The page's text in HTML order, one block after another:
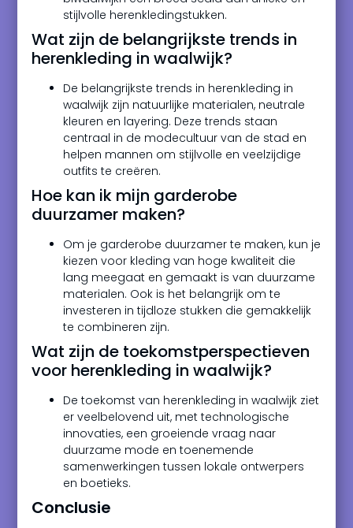
stijlvolle herenkledingstukken.
Wat zijn de belangrijkste trends in
herenkleding in waalwijk?
De belangrijkste trends in herenkleding in
waalwijk zijn natuurlijke materialen, neutrale
kleuren en layering. Deze trends staan
centraal in de modecultuur van de stad en
helpen mannen om stijlvolle en veelzijdige
outfits te creëren.
Hoe kan ik mijn garderobe
duurzamer maken?
Om je garderobe duurzamer te maken, kun je
kiezen voor kleding van hoge kwaliteit die
lang meegaat en gemaakt is van duurzame
materialen. Ook is het belangrijk om te
investeren in tijdloze stukken die gemakkelijk
te combineren zijn.
Wat zijn de toekomstperspectieven
voor herenkleding in waalwijk?
De toekomst van herenkleding in waalwijk ziet
er veelbelovend uit, met technologische
innovaties, een groeiende vraag naar
duurzame mode en toenemende
samenwerkingen tussen lokale ontwerpers
en boetieks.
Conclusie